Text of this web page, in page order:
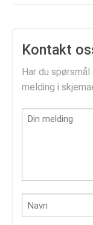
Kontakt
Har du
melding i